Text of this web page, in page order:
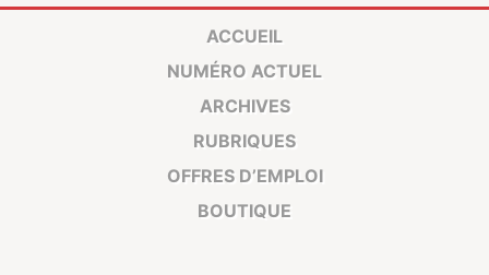
ACCUEIL
NUMÉRO ACTUEL
ARCHIVES
RUBRIQUES
OFFRES D’EMPLOI
BOUTIQUE